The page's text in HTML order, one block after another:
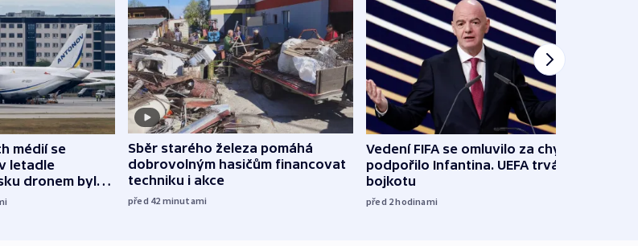
médií se
letadle
dronem byla
Sběr starého železa pomáhá
dobrovolným hasičům financovat
techniku i akce
před 42 minutami
Vedení FIFA se omluvilo za chyby a
podpořilo Infantina. UEFA trvá na
bojkotu
před 2hodinami